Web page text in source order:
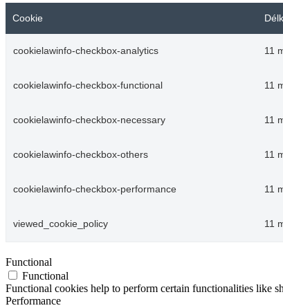
Cookie
cookielawinfo-checkbox-analytics 11
cookielawinfo-checkbox-functional 11
cookielawinfo-checkbox-necessary 11
cookielawinfo-checkbox-others 11
cookielawinfo-checkbox-performance 11
viewed_cookie_policy 11
Functional
Functional
Functional cookies help to perform certain functionalities like
Performance